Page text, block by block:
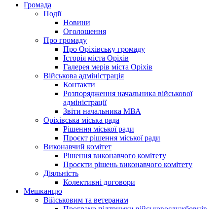
Громада
Події
Новини
Оголошення
Про громаду
Про Оріхівську громаду
Історія міста Оріхів
Галерея мерів міста Оріхів
Військова адміністрація
Контакти
Розпорядження начальника військової
адміністрації
Звіти начальника МВА
Оріхівська міська рада
Рішення міської ради
Проєкт рішення міської ради
Виконавчий комітет
Рішення виконавчого комітету
Проєкти рішень виконавчого комітету
Діяльність
Колективні договори
Мешканцю
Військовим та ветеранам